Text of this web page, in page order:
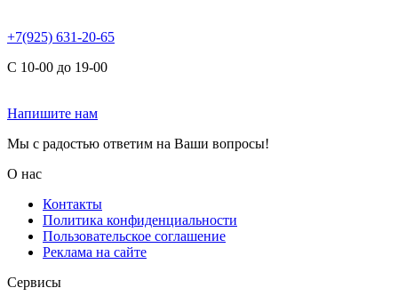
+7(925) 631-20-65
С 10-00 до 19-00
Напишите нам
Мы с радостью ответим на Ваши вопросы!
О нас
Контакты
Политика конфиденциальности
Пользовательское соглашение
Реклама на сайте
Сервисы